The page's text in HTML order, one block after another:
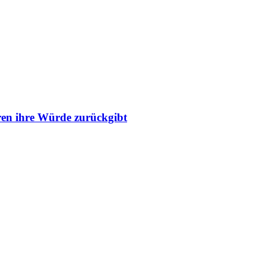
ihre Würde zurückgibt